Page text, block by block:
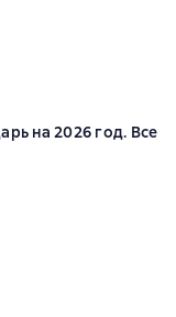
на 2026 год. Все
на основе 2 оценок